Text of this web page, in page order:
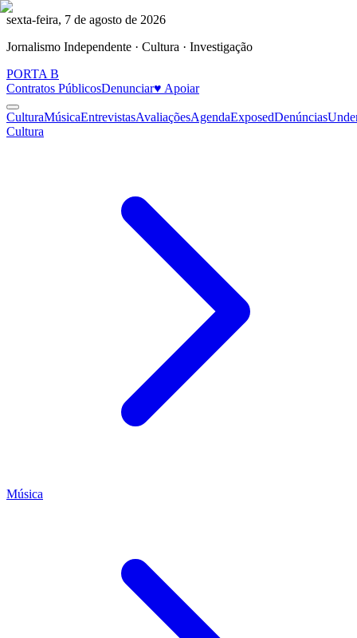
sexta-feira, 7 de agosto de 2026
Jornalismo Independente · Cultura · Investigação
PORTA B
Contratos PúblicosDenunciar♥ Apoiar
CulturaMúsicaEntrevistasAvaliaçõesAgendaExposedDenúncias
Cultura
Música